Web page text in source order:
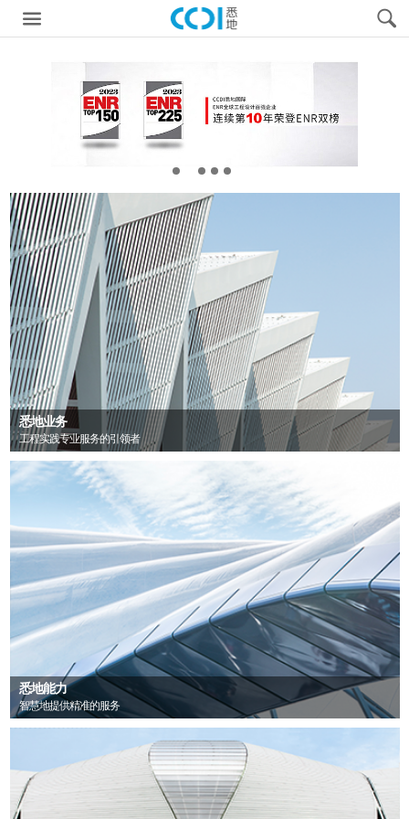
悉地业务
工程实践专业服务的引领者
悉地能力
智慧地提供精准的服务